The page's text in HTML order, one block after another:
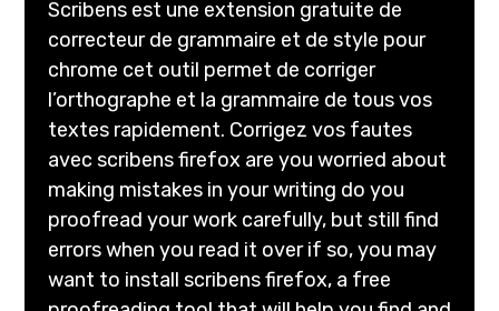
Scribens est une extension gratuite de
correcteur de grammaire et de style pour
chrome cet outil permet de corriger
l’orthographe et la grammaire de tous vos
textes rapidement. Corrigez vos fautes
avec scribens firefox are you worried about
making mistakes in your writing do you
proofread your work carefully, but still find
errors when you read it over if so, you may
want to install scribens firefox, a free